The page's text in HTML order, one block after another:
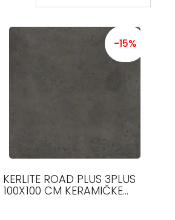
-15%
KERLITE ROAD PLUS 3PLUS
100X100 CM KERAMIČKE